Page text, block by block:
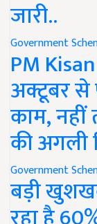
जारी..
Government
PM
अक्टूबर से
काम, नहीं
की अगली
Government
बड़ी